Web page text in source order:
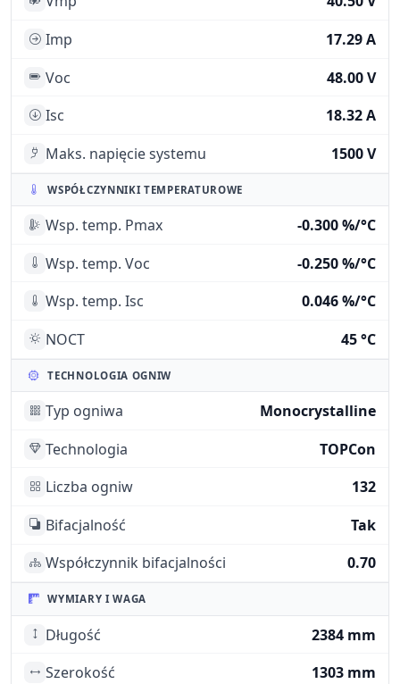
Imp
17.29 A
Voc
48.00 V
Isc
18.32 A
Maks. napięcie systemu
1500 V
WSPÓŁCZYNNIKI TEMPERATUROWE
Wsp. temp. Pmax
-0.300 %/°C
Wsp. temp. Voc
-0.250 %/°C
Wsp. temp. Isc
0.046 %/°C
NOCT
45 °C
TECHNOLOGIA OGNIW
Typ ogniwa
Monocrystalline
Technologia
TOPCon
Liczba ogniw
132
Bifacjalność
Tak
Współczynnik bifacjalności
0.70
WYMIARY I WAGA
Długość
2384 mm
Szerokość
1303 mm